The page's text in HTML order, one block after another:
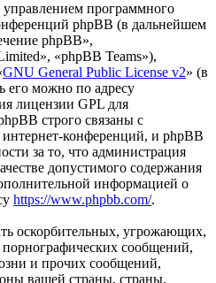
программного
phpBB (в дальнейшем
phpBB»,
«phpBB Teams»),
GNU General Public License v2» (в
его можно по адресу
лицензии GPL для
строго связаны с
конференций, и phpBB
за то, что администрация
допустимого содержания
информацией о
https://www.phpbb.com/.
оскорбительных, угрожающих,
сообщений,
и прочих сообщений,
вашей страны, страны,